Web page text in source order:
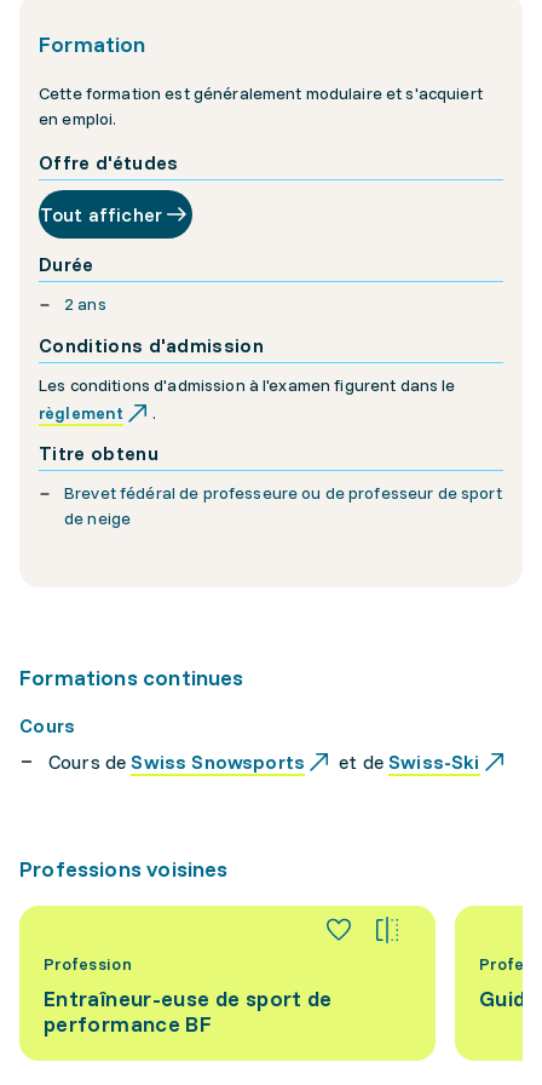
Formation
Cette formation est généralement modulaire et s'acquiert
en emploi.
Offre d'études
Tout afficher
Durée
2 ans
Conditions d'admission
Les conditions d'admission à l'examen figurent dans le
règlement
.
Titre obtenu
Brevet fédéral de professeure ou de professeur de sport
de neige
Formations continues
Cours
Cours deSwiss Snowsports et deSwiss-Ski
Professions voisines
Profession
Entraîneur-euse de sport de
performance BF